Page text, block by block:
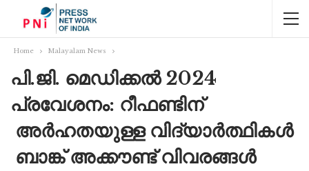
Home Malayalam News
പി.ജി. മെഡിക്കൽ 2024
പ്രവേശനം: റീഫണ്ടിന്
അർഹതയുള്ള വിദ്യാർത്ഥികൾ
ബാങ്ക് അക്കൗണ്ട് വിവരങ്ങൾ